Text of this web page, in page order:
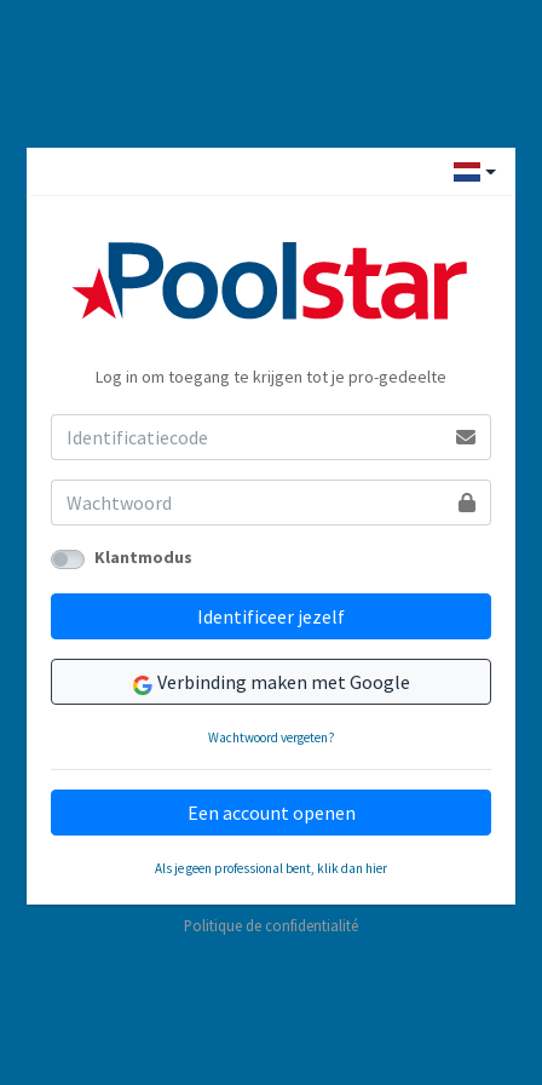
Log in om toegang te krijgen tot je pro-gedeelte
Klantmodus
Identificeer jezelf
Verbinding maken met Google
Wachtwoord vergeten?
Een account openen
Als je geen professional bent, klik dan hier
Politique de confidentialité